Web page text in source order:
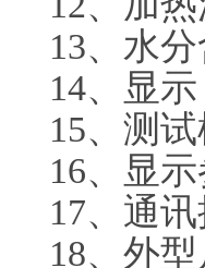
13、水
14、显
15、测
16、显
17、通
18、外